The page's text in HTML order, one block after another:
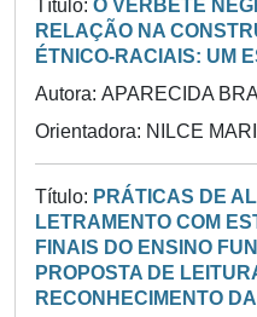
Título: O VERBETE
RELAÇÃO NA
ÉTNICO-RACIAIS: UM
Autora: APARECIDA
Orientadora: NILCE
Título: PRÁTICAS DE
LETRAMENTO COM
FINAIS DO ENSINO
PROPOSTA DE
RECONHECIMENTO